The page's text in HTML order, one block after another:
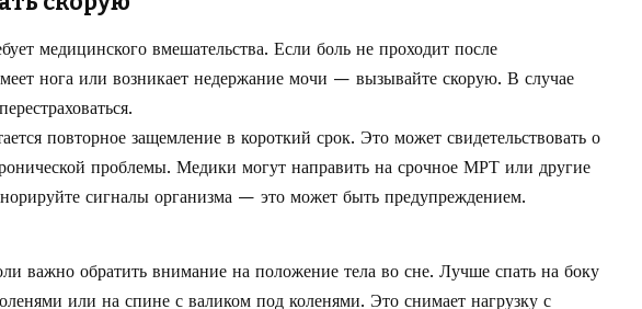
медицинского вмешательства. Если боль не проходит после
нога или возникает недержание мочи — вызывайте скорую. В случае
повторное защемление в короткий срок. Это может свидетельствовать о
проблемы. Медики могут направить на срочное МРТ или другие
сигналы организма — это может быть предупреждением.
важно обратить внимание на положение тела во сне. Лучше спать на боку
или на спине с валиком под коленями. Это снимает нагрузку с